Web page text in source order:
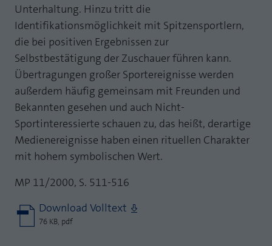
Unterhaltung. Hinzu tritt die
Identifikationsmöglichkeit mit Spitzensportlern,
die bei positiven Ergebnissen zur
Selbstbestätigung der Zuschauer führen kann.
Übertragungen großer Sportereignisse werden
außerdem häufig gemeinsam mit Freunden und
Bekannten gesehen und auch Nicht-
Sportinteressierte schauen zu, das heißt, derartige
Medienereignisse haben einen rituellen Charakter
mit hohem symbolischen Wert.
MP 11/2000, S. 511-516
Download Volltext
76 KB, pdf